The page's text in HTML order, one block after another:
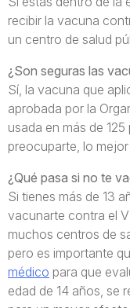
recibir la vacuna
un centro de salud
¿Son seguras las
Sí, la vacuna que
aprobada por la
usada en más de
preocuparte, lo
¿Qué pasa si no te
Si tienes más de 13
vacunarte contra el
muchos centros de
pero es importante
médico para que
edad de 14 años, se